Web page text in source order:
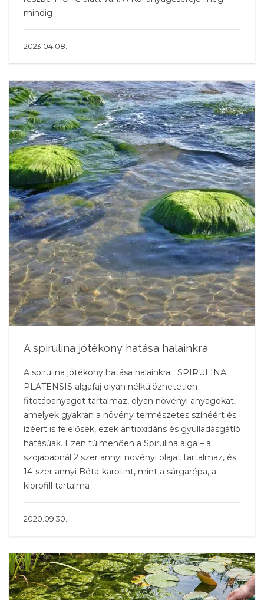
mindig
2023.04.08.
A spirulina jótékony hatása halainkra
A spirulina jótékony hatása halainkra SPIRULINA
PLATENSIS algafaj olyan nélkülözhetetlen
fitotápanyagot tartalmaz, olyan növényi anyagokat,
amelyek gyakran a növény természetes színéért és
ízéért is felelősek, ezek antioxidáns és gyulladásgátló
hatásúak. Ezen túlmenően a Spirulina alga – a
szójababnál 2 szer annyi növényi olajat tartalmaz, és
14-szer annyi Béta-karotint, mint a sárgarépa, a
klorofill tartalma
2020.09.30.